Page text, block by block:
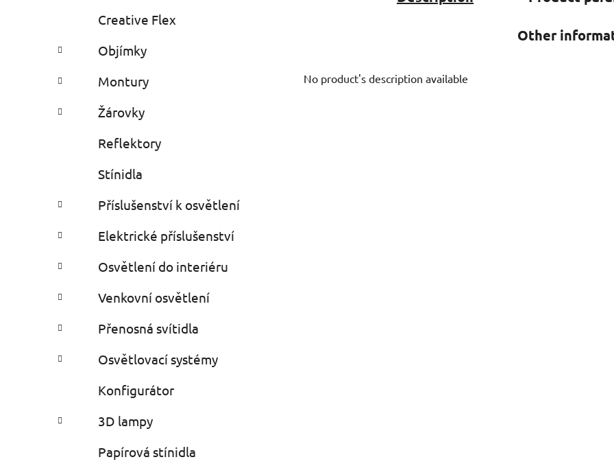
Creative Flex
Objímky
Montury
Žárovky
Reflektory
Stínidla
Příslušenství k osvětlení
Elektrické příslušenství
Osvětlení do interiéru
Venkovní osvětlení
Přenosná svítidla
Osvětlovací systémy
Konfigurátor
3D lampy
Papírová stínidla
Other
No product's description available